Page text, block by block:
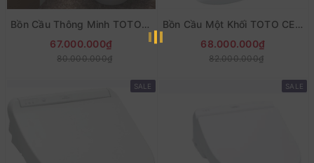
Bồn Cầu Thông Minh TOTO CES9768S Nhật Bản
67.000.000₫
80.000.000₫
Bồn Cầu Một Khối TOTO CES9788S Full Tính Năng - Đóng Mở & Xả Tự Động
68.000.000₫
82.000.000₫
SALE SALE